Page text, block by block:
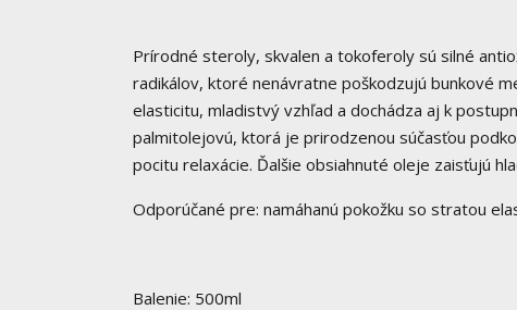
Prírodné steroly, skvalen a tokoferoly sú silné
radikálov, ktoré nenávratne poškodzujú bunkové
elasticitu, mladistvý vzhľad a dochádza aj k
palmitolejovú, ktorá je prirodzenou súčasťou
pocitu relaxácie. Ďalšie obsiahnuté oleje zaisťujú
Odporúčané pre: namáhanú pokožku so stratou
Balenie: 500ml